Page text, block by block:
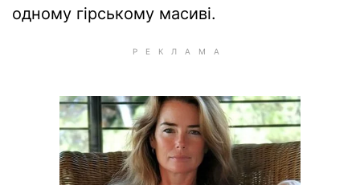
одному гірському масиві.